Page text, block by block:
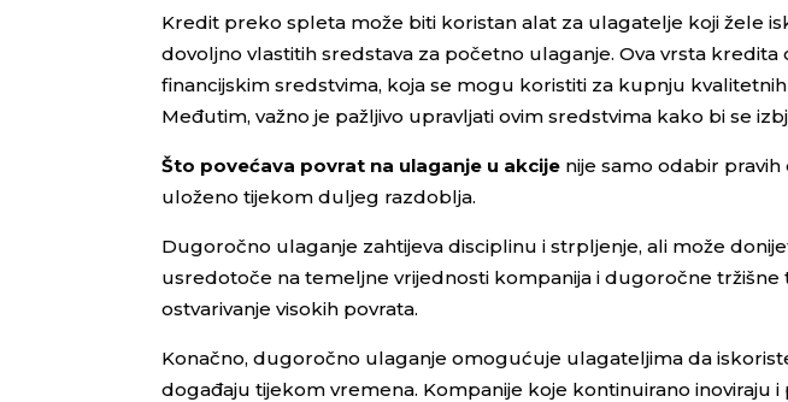
Kredit preko spleta može biti koristan alat za ulagatelje koji žele
dovoljno vlastitih sredstava za početno ulaganje. Ova vrsta
financijskim sredstvima, koja se mogu koristiti za kupnju
Međutim, važno je pažljivo upravljati ovim sredstvima kako bi se
Što povećava povrat na ulaganje u akcije nije samo odabir
uloženo tijekom duljeg razdoblja.
Dugoročno ulaganje zahtijeva disciplinu i strpljenje, ali može
usredotoče na temeljne vrijednosti kompanija i dugoročne tržišne
ostvarivanje visokih povrata.
Konačno, dugoročno ulaganje omogućuje ulagateljima da
događaju tijekom vremena. Kompanije koje kontinuirano inoviraju